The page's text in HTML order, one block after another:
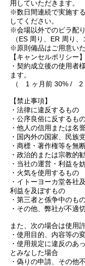
用していただきます。
※数日間連続で実施す
してください。
※会場以外でのビラ配
（ES 周り、ER 周り、
※原則備品はご用意いた
【キャンセルポリシー】
・契約成立後の使用者
ます。
（ 1 ヶ月前 30% /
【禁止事項】
・法律に違反するもの
・公序良俗に反するも
・他人の信用または名
・国内外の国家、民族
・商標・著作権等を無
・政治的または宗教的
・当社の運営・利益を
・火気を使用するもの
・イトーヨーカ堂各社
利益を及ぼすもの
・第三者と係争中のも
・その他、弊社が不適
また、次の場合は使用
・使用目的、内容等の
・使用規定に違反のあ
とみなした場合
・偽りの申請、その他